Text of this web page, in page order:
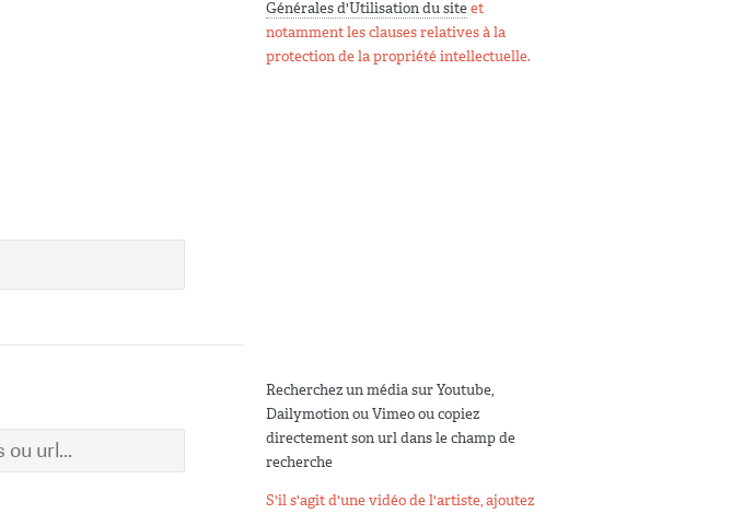
Générales d'Utilisation du siteet
notamment les clauses relatives à la
protection de la propriété intellectuelle.
Recherchez un média sur Youtube,
Dailymotion ou Vimeo ou copiez
directement son url dans le champ de
recherche
S'il s'agit d'une vidéo de l'artiste, ajoutez